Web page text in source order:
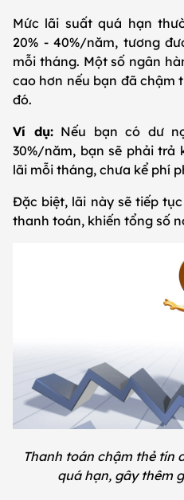
Mức lãi suất quá hạn
20% - 40%/năm, tương
mỗi tháng. Một số ngân
cao hơn nếu bạn đã chậm
đó.
Ví dụ:Nếu bạn có dư
30%/năm, bạn sẽ phải trả
lãi mỗi tháng, chưa kể phí
Đặc biệt, lãi này sẽ tiếp
thanh toán, khiến tổng số
Thanh toán chậm thẻ tín
quá hạn, gây thêm